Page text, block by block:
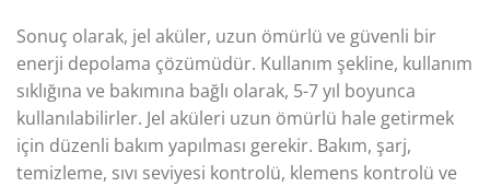
Sonuç olarak, jel aküler, uzun ömürlü ve güvenli bir
enerji depolama çözümüdür. Kullanım şekline, kullanım
sıklığına ve bakımına bağlı olarak, 5-7 yıl boyunca
kullanılabilirler. Jel aküleri uzun ömürlü hale getirmek
için düzenli bakım yapılması gerekir. Bakım, şarj,
temizleme, sıvı seviyesi kontrolü, klemens kontrolü ve